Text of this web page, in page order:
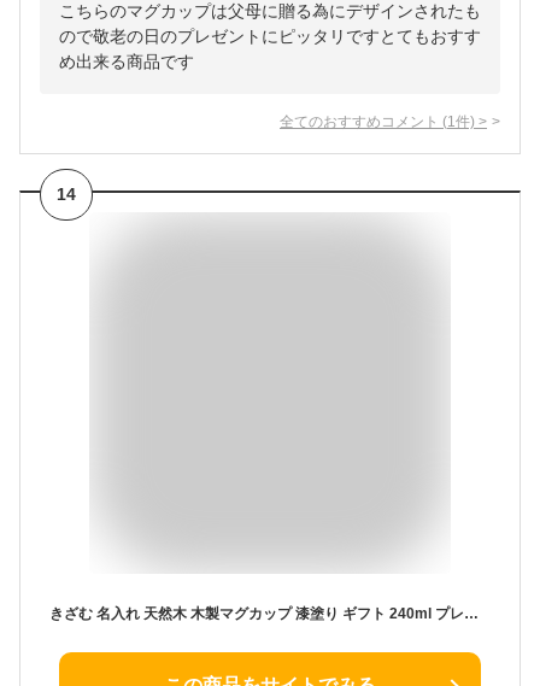
こちらのマグカップは父母に贈る為にデザインされたも
ので敬老の日のプレゼントにピッタリですとてもおすす
め出来る商品です
全てのおすすめコメント (1 件) >
14
きざむ 名入れ 天然木 木製マグカップ 漆塗り ギフト 240ml プレゼント